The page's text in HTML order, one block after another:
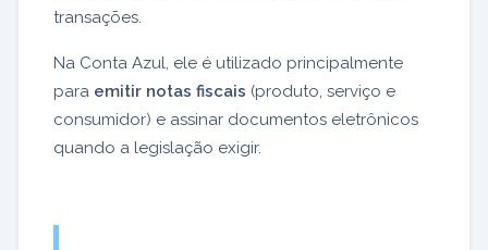
transações.
Na Conta Azul, ele é utilizado principalmente
para emitir notas fiscais (produto, serviço e
consumidor) e assinar documentos eletrônicos
quando a legislação exigir.